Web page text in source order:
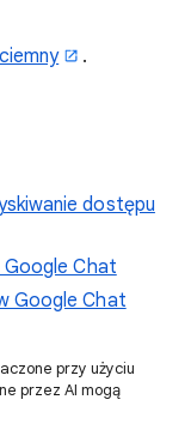
.
dostępu
Google Chat
Google Chat
przy użyciu
przez AI mogą